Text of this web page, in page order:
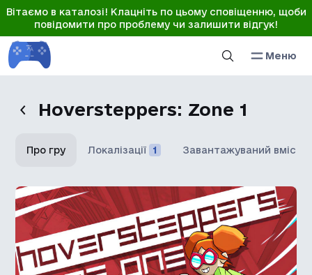
Вітаємо в каталозі! Клацніть по цьому сповіщенню, щоби
повідомити про проблему чи залишити відгук!
Меню
Hoversteppers: Zone 1
Про гру Локалізації 1 Завантажуваний вміст